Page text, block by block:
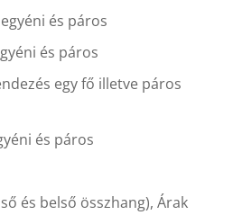
és páros
és páros
egy fő illetve páros
és páros
és belső összhang), Árak